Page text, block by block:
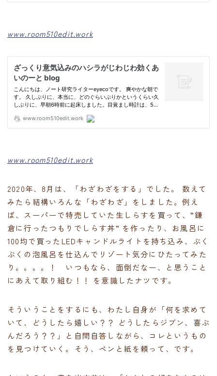
www.room510edit.work
www.room510edit.work
2020年、8月は、「わざわざをする」でした。 数えて
みたら結構いろんな「わざわざ」をしました。例え
ば、スーパーで特売していた生しらすを買って、”鎌
倉に行ったつもりでしらす丼” を作ったり、お風呂に
100均で買ったLEDキャンドルライトを持ち込み、ぶく
ぶくの泡風呂を仕込んでリゾート気分にひたってみた
り。。。。！ いつもなら、面倒だなー、と思うこと
にあえて取り組む！！ を意識したナツです。
そういうことをするにも、わたし自身が「何を求めて
いて、どうしたら嬉しい？？ どうしたらジブン、喜ぶ
んだろう？？」と自問自答しながら、コレというもの
を見つけていく。そう、ペンと紙を頼って、です。